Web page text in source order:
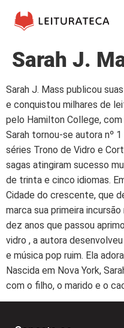
Sarah J.
Sarah J. Mass publicou
e conquistou milhares de
pelo Hamilton College,
Sarah tornou-se autora nº
séries Trono de Vidro e
sagas atingiram sucesso
de trinta e cinco idiomas.
Cidade do crescente, que
marca sua primeira
dez anos que passou
vidro , a autora
e música pop ruim. Ela
Nascida em Nova York,
com o filho, o marido e o